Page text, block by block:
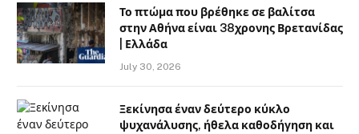
Το πτώμα που βρέθηκε σε βαλίτσα
στην Αθήνα είναι 38χρονης Βρετανίδας
| Ελλάδα
July 30, 2026
Ξεκίνησα έναν δεύτερο κύκλο
ψυχανάλυσης, ήθελα καθοδήγηση και